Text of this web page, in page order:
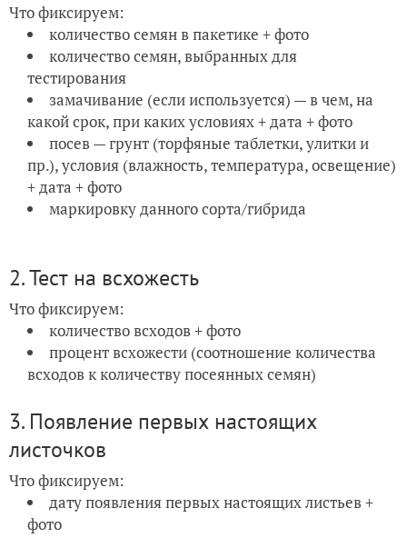
Что фиксируем:
количество семян в пакетике + фото
количество семян, выбранных для
тестирования
замачивание (если используется) — в чем, на
какой срок, при каких условиях + дата + фото
посев — грунт (торфяные таблетки, улитки и
пр.), условия (влажность, температура, освещение)
+ дата + фото
маркировку данного сорта/гибрида
2. Тест на всхожесть
Что фиксируем:
количество всходов + фото
процент всхожести (соотношение количества
всходов к количеству посеянных семян)
3. Появление первых настоящих
листочков
Что фиксируем:
дату появления первых настоящих листьев +
фото